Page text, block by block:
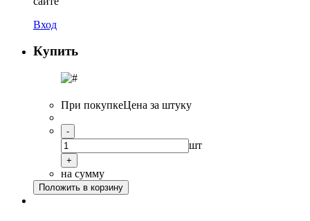
Вход
Купить
При покупкеЦена за штуку
-
шт
+
на сумму
Положить в корзину